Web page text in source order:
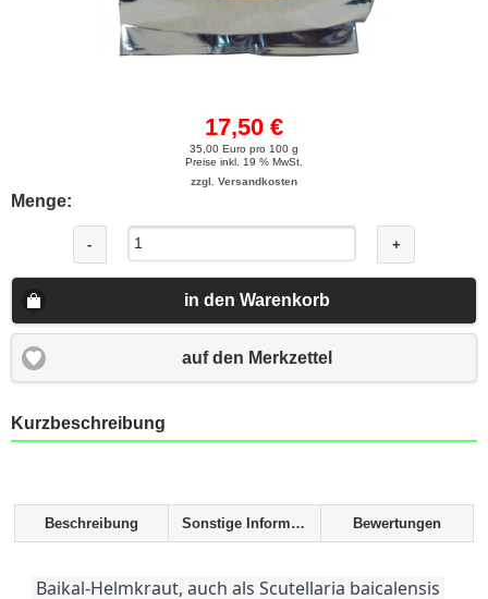
17,50 €
35,00 Euro pro 100 g
Preise inkl. 19 % MwSt.
zzgl. Versandkosten
Menge:
- +
in den Warenkorb
auf den Merkzettel
Kurzbeschreibung
Beschreibung Sonstige Informationen Bewertungen